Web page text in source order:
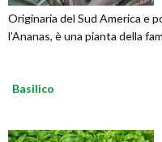
Originaria del Sud America e
l’Ananas, è una pianta della
Basilico